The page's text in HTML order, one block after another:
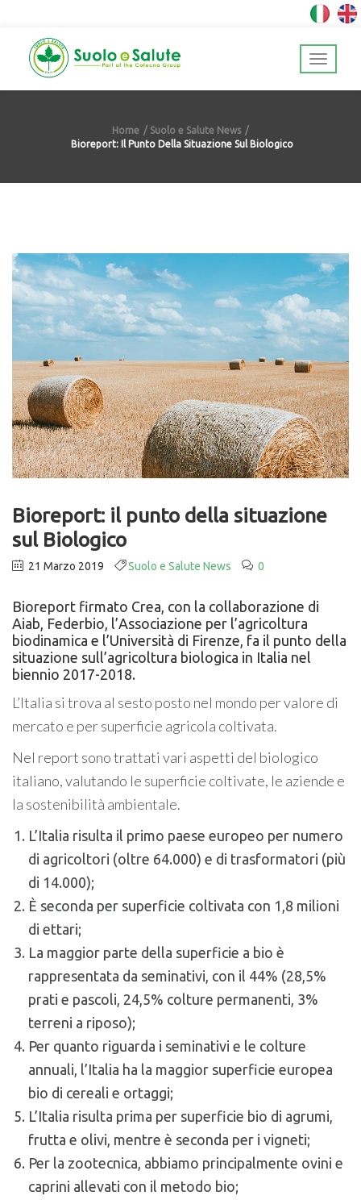
Home
Suolo e Salute News
Bioreport: Il Punto Della Situazione Sul Biologico
Bioreport: il punto della situazione
sul Biologico
21 Marzo 2019 Suolo e Salute News 0
Bioreport firmato Crea, con la collaborazione di
Aiab, Federbio, l’Associazione per l’agricoltura
biodinamica e l’Università di Firenze, fa il punto della
situazione sull’agricoltura biologica in Italia nel
biennio 2017-2018.
L’Italia si trova al sesto posto nel mondo per valore di
mercato e per superficie agricola coltivata.
Nel report sono trattati vari aspetti del biologico
italiano, valutando le superficie coltivate, le aziende e
la sostenibilità ambientale.
L’Italia risulta il primo paese europeo per numero
di agricoltori (oltre 64.000) e di trasformatori (più
di 14.000);
È seconda per superficie coltivata con 1,8 milioni
di ettari;
La maggior parte della superficie a bio è
rappresentata da seminativi, con il 44% (28,5%
prati e pascoli, 24,5% colture permanenti, 3%
terreni a riposo);
Per quanto riguarda i seminativi e le colture
annuali, l’Italia ha la maggior superficie europea
bio di cereali e ortaggi;
L’Italia risulta prima per superficie bio di agrumi,
frutta e olivi, mentre è seconda per i vigneti;
Per la zootecnica, abbiamo principalmente ovini e
caprini allevati con il metodo bio;